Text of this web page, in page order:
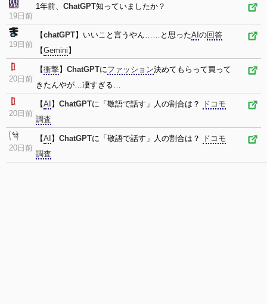
19日前
1年前、 ChatGPT知っていましたか？
19日前
【chatGPT】いいこと言うやん……と思ったAI の回答
【Gemini 】
20日前
【衝撃】 ChatGPTにファッション決めてもらって買って
きたんやが…凄すぎる…
20日前
【AI 】 ChatGPTに「敬語で話す」人の割合は？
ドコモ
調査
20日前
【AI 】 ChatGPTに「敬語で話す」人の割合は？
ドコモ
調査